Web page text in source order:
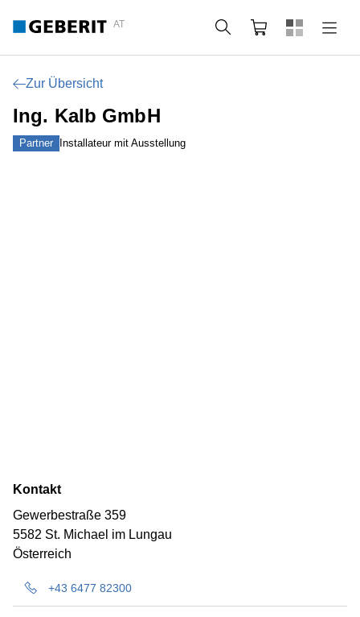
AT Suche Warenkorb
Zur Übersicht
Ing. Kalb GmbH
Partner Installateur mit Ausstellung
Kontakt
Gewerbestraße 359
5582 St. Michael im Lungau
Österreich
+43 6477 82300